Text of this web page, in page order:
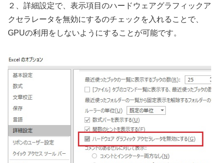
２、詳細設定で、表示項目のハードウェアグラフィックア
クセラレータを無効にするのチェックを入れることで、
GPUの利用をしないようにすることが可能です。